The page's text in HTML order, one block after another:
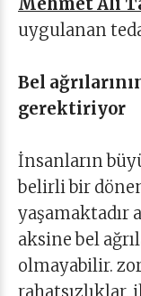
uygulanan
Bel
gerektiriyor
İnsanların
belirli bir
yaşamaktadır
aksine bel
olmayabilir.